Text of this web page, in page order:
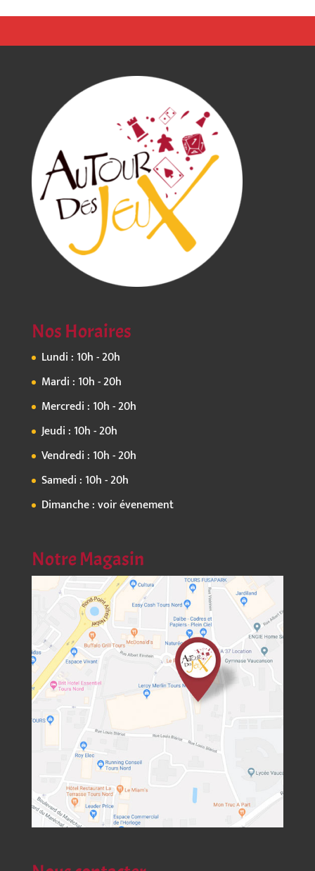
Nos Horaires
Lundi : 10h - 20h
Mardi : 10h - 20h
Mercredi : 10h - 20h
Jeudi : 10h - 20h
Vendredi : 10h - 20h
Samedi : 10h - 20h
Dimanche : voir évenement
Notre Magasin